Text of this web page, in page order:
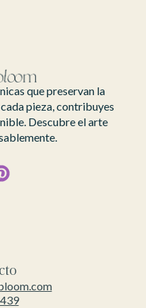
que preservan la
pieza, contribuyes
Descubre el arte